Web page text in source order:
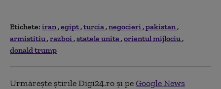
Etichete: iran egipt turcia negocieri pakistan
armistitiu razboi statele unite orientul mijlociu
donald trump
Urmărește știrile Digi24.ro și peGoogle News